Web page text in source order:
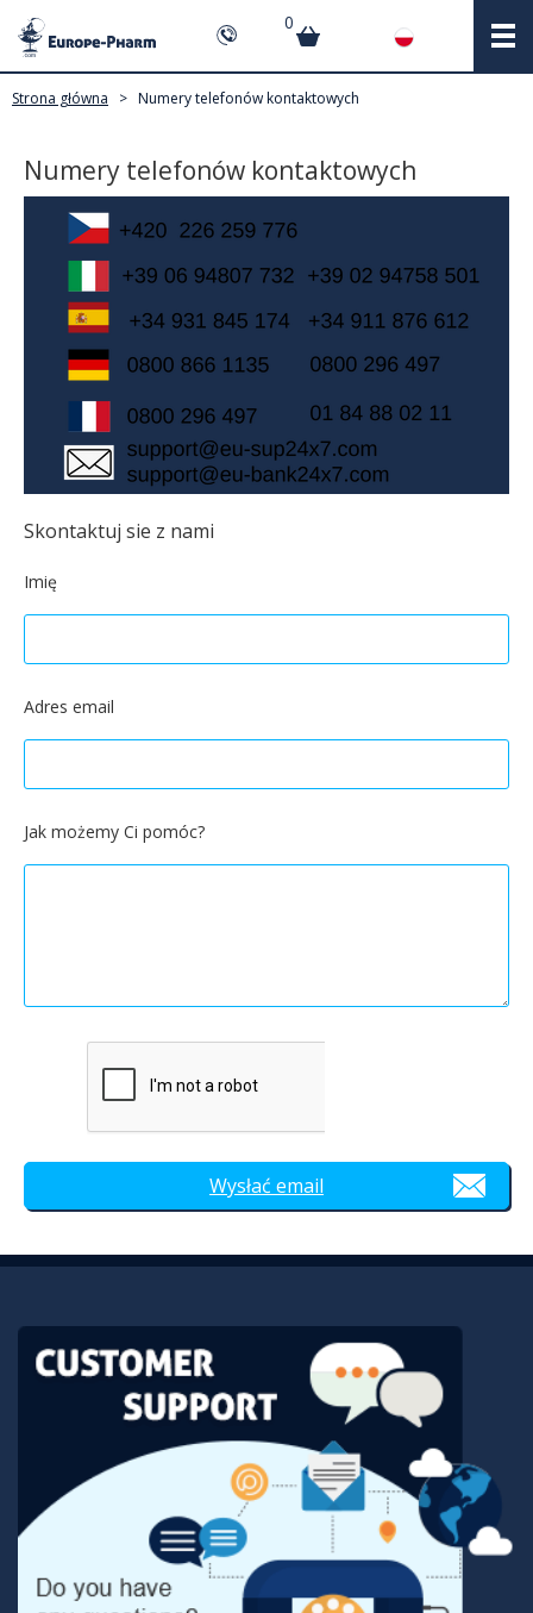
0
Strona główna > Numery telefonów kontaktowych
Numery telefonów kontaktowych
Skontaktuj sie z nami
Imię
Adres email
Jak możemy Ci pomóc?